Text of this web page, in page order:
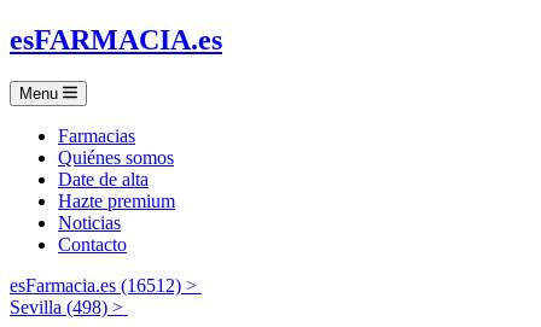
esFARMACIA.es
Menu
Farmacias
Quiénes somos
Date de alta
Hazte premium
Noticias
Contacto
esFarmacia.es (16512) >
Sevilla (498) >